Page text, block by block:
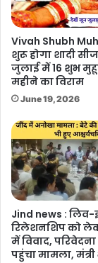
Vivah Shubh
शुरू होगा शादी
जुलाई में 16 शुभ
महीने का विराम
June 19, 2026
Jind news :
रिलेशनशिप को
में विवाद,
पहुंचा मामला, मंत्री